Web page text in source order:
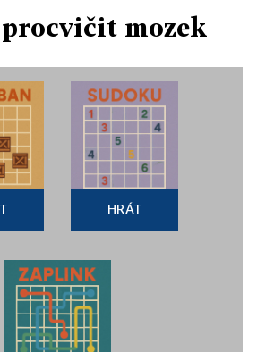
procvičit mozek
HRÁT